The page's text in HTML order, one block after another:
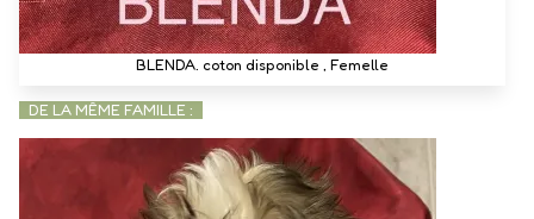
BLENDA. coton disponible , Femelle
DE LA MÊME FAMILLE :